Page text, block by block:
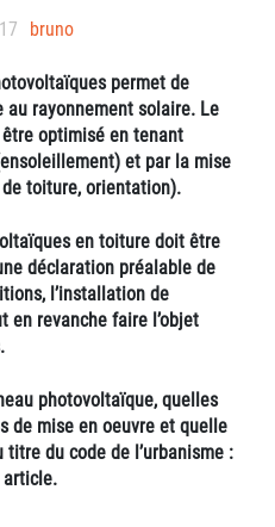
bruno
permet de
au rayonnement solaire. Le
optimisé en tenant
et par la mise
toiture, orientation).
en toiture doit être
déclaration préalable de
l’installation de
en revanche faire l’objet
photovoltaïque, quelles
de mise en oeuvre et quelle
du code de l’urbanisme :
article.